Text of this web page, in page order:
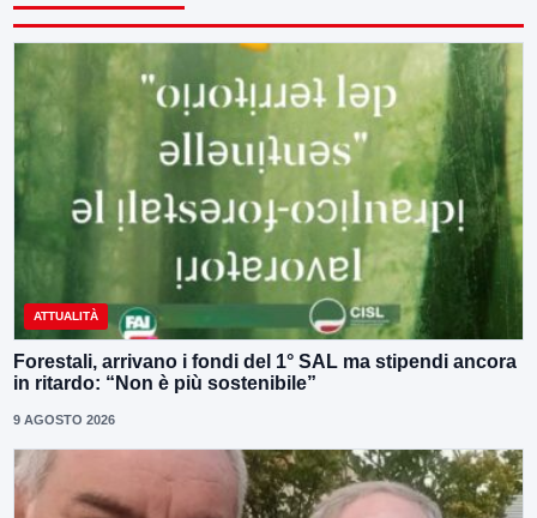
ATTUALITÀ
Forestali, arrivano i fondi del 1° SAL ma stipendi ancora
in ritardo: “Non è più sostenibile”
9 AGOSTO 2026